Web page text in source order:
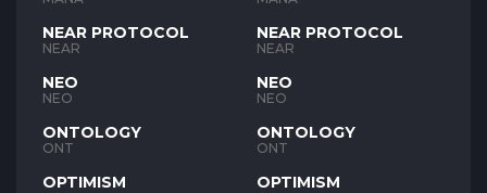
NEAR PROTOCOL
NEAR
NEO
NEO
ONTOLOGY
ONT
OPTIMISM
NEAR PROTOCOL
NEAR
NEO
NEO
ONTOLOGY
ONT
OPTIMISM